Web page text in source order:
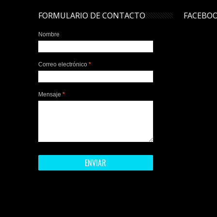
FORMULARIO DE CONTACTO
Nombre
Correo electrónico *
Mensaje *